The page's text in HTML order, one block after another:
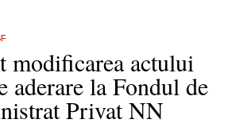
modificarea actului
aderare la Fondul de
Privat NN